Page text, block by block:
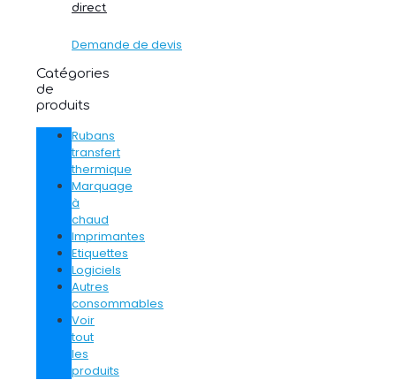
direct
Demande de devis
Catégories
de
produits
Rubans
transfert
thermique
Marquage
à
chaud
Imprimantes
Etiquettes
Logiciels
Autres
consommables
Voir
tout
les
produits